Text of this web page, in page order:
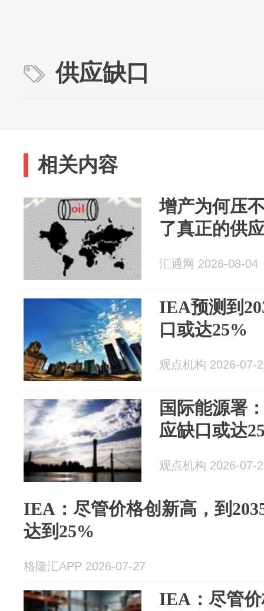
供应缺口
相关内容
增产为何压
了真正的供
汇通网 2026-08-04
IEA预测到
口或达25%
观点机构 2026-07-
国际能源署
应缺口或达
观点机构 2026-07-
IEA：尽管价格创新高，到
达到25%
格隆汇APP 2026-07-27
IEA：尽管